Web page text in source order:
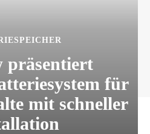
präsentiert
für
mit schneller